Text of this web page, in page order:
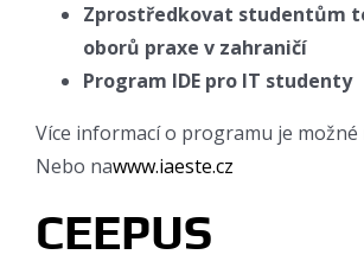
Zprostředkovat studentům
oborů praxe v zahraničí
Program IDE pro IT studenty
Více informací o programu je možné
Nebo nawww.iaeste.cz
CEEPUS